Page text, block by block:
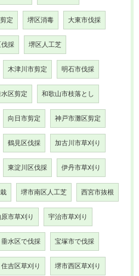
定 堺区消毒 大東市伐採
伐採 堺区人工芝
木津川市剪定 明石市伐採
水区剪定 和歌山市枝落とし
向日市剪定 神戸市灘区剪定
鶴見区伐採 加古川市草刈り
東淀川区伐採 伊丹市草刈り
堺市南区人工芝 西宮市抜根
原市草刈り 宇治市草刈り
垂水区で伐採 宝塚市で伐採
住吉区草刈り 堺市西区草刈り